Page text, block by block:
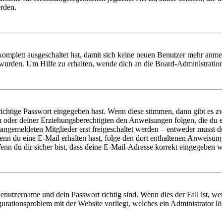
ausgeschaltet hat, damit sich keine neuen Benutzer mehr
Um Hilfe zu erhalten, wende dich an die Board-
Passwort eingegeben hast. Wenn diese stimmen, dann gibt es
deiner Erziehungsberechtigten den Anweisungen folgen, die
Mitglieder erst freigeschaltet werden – entweder musst
du eine E-Mail erhalten hast, folge den dort enthaltenen
du dir sicher bist, dass deine E-Mail-Adresse korrekt eingegeben
und dein Passwort richtig sind. Wenn dies der Fall ist,
mit der Website vorliegt, welches ein Administrator